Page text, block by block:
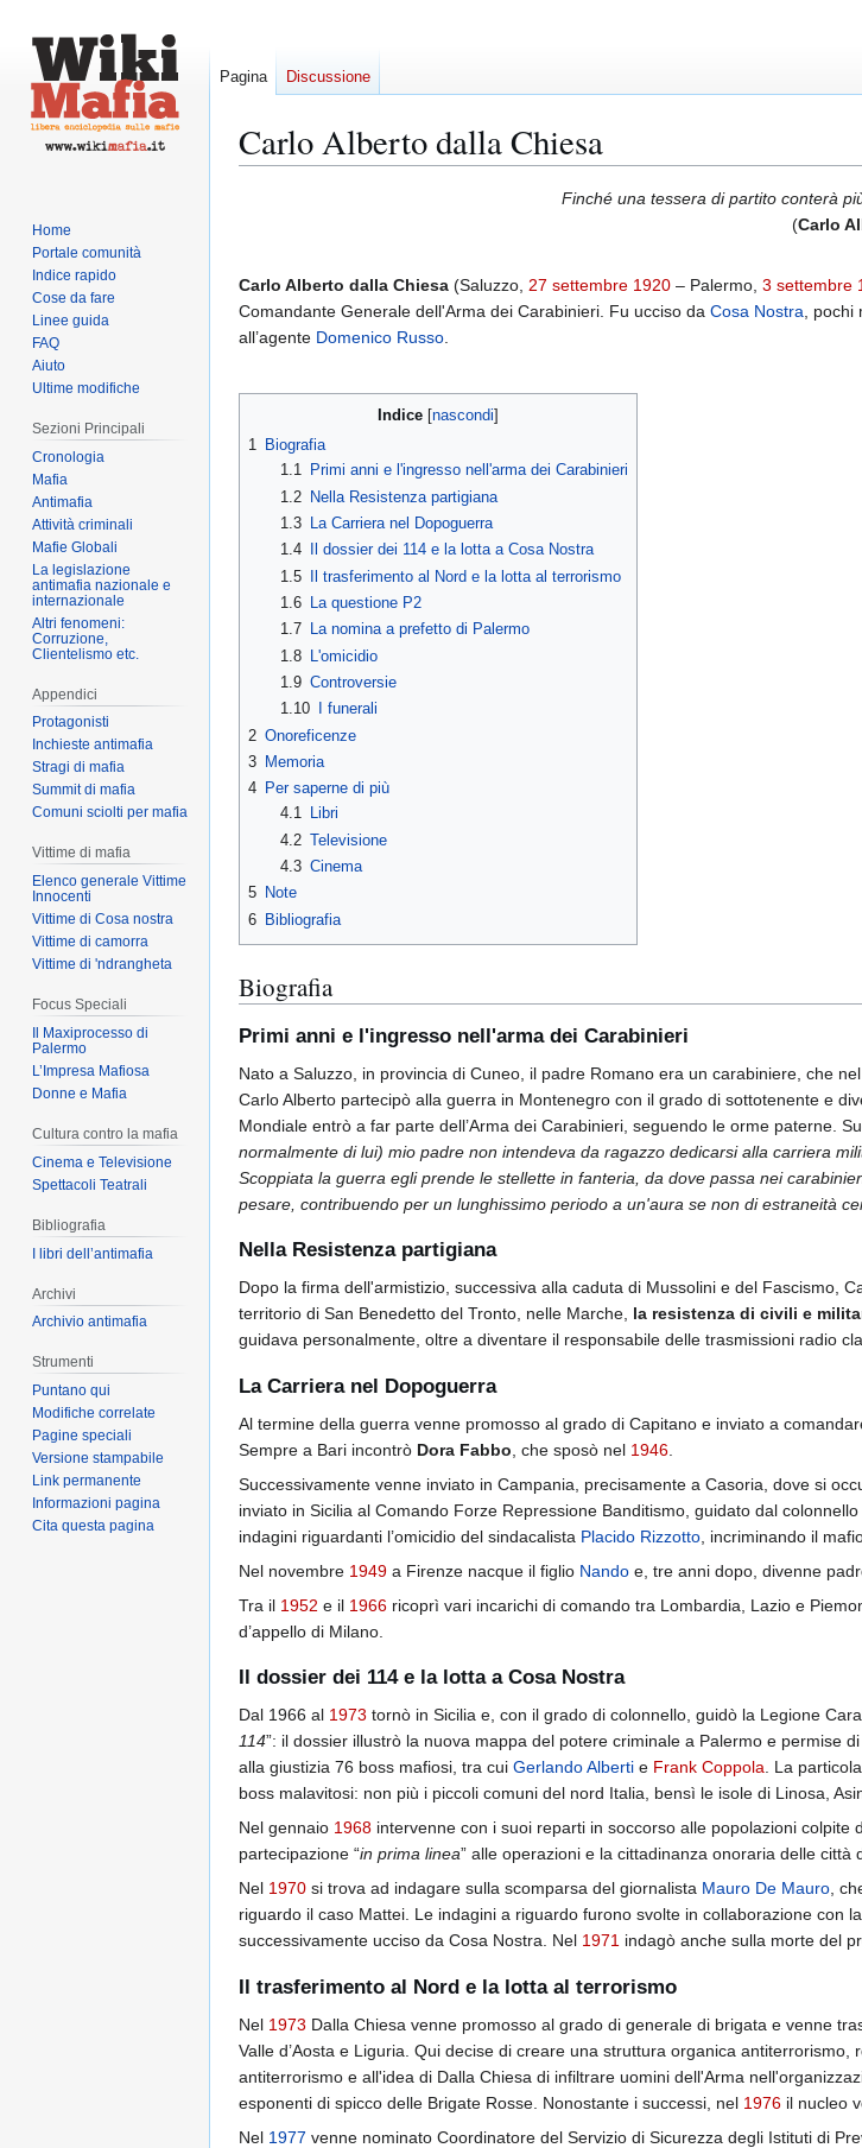
Carlo Alberto dalla Chiesa
Finché una tessera di partito conterà
(Carlo
Carlo Alberto dalla Chiesa (Saluzzo, 27 settembre 1920 – Palermo, 3 settembre
Comandante Generale dell'Arma dei Carabinieri. Fu ucciso da Cosa Nostra, pochi
all’agente Domenico Russo.
Indice
1 Biografia
1.1
Primi anni e l'ingresso nell'arma dei Carabinieri
1.2
Nella Resistenza partigiana
1.3
La Carriera nel Dopoguerra
1.4
Il dossier dei 114 e la lotta a Cosa Nostra
1.5
Il trasferimento al Nord e la lotta al terrorismo
1.6
La questione P2
1.7
La nomina a prefetto di Palermo
1.8 L'omicidio
1.9 Controversie
1.10
I funerali
2 Onoreficenze
3 Memoria
4 Per saperne di più
4.1
Libri
4.2 Televisione
4.3 Cinema
5 Note
6 Bibliografia
Biografia
Primi anni e l'ingresso nell'arma dei Carabinieri
Nato a Saluzzo, in provincia di Cuneo, il padre Romano era un carabiniere, che nel
Carlo Alberto partecipò alla guerra in Montenegro con il grado di sottotenente e
Mondiale entrò a far parte dell’Arma dei Carabinieri, seguendo le orme paterne.
normalmente di lui) mio padre non intendeva da ragazzo dedicarsi alla carriera
Scoppiata la guerra egli prende le stellette in fanteria, da dove passa nei
pesare, contribuendo per un lunghissimo periodo a un'aura se non di estraneità
Nella Resistenza partigiana
Dopo la firma dell'armistizio, successiva alla caduta di Mussolini e del Fascismo,
territorio di San Benedetto del Tronto, nelle Marche, la resistenza di civili e
guidava personalmente, oltre a diventare il responsabile delle trasmissioni radio
La Carriera nel Dopoguerra
Al termine della guerra venne promosso al grado di Capitano e inviato a
Sempre a Bari incontrò Dora Fabbo , che sposò nel 1946
Successivamente venne inviato in Campania, precisamente a Casoria, dove si
inviato in Sicilia al Comando Forze Repressione Banditismo, guidato dal
indagini riguardanti l’omicidio del sindacalista Placido Rizzotto , incriminando il
Nel novembre 1949 a Firenze nacque il figlio Nando e, tre anni dopo, divenne
Tra il 1952 e il 1966 ricoprì vari incarichi di comando tra Lombardia, Lazio e
d’appello di Milano.
Il dossier dei 114 e la lotta a Cosa Nostra
Dal 1966 al 1973 tornò in Sicilia e, con il grado di colonnello, guidò la Legione
114”: il dossier illustrò la nuova mappa del potere criminale a Palermo e permise
alla giustizia 76 boss mafiosi, tra cui Gerlando Alberti e Frank Coppola. La
boss malavitosi: non più i piccoli comuni del nord Italia, bensì le isole di Linosa,
Nel gennaio 1968 intervenne con i suoi reparti in soccorso alle popolazioni
partecipazione “in prima linea” alle operazioni e la cittadinanza onoraria delle città
Nel 1970 si trova ad indagare sulla scomparsa del giornalista Mauro De Mauro,
riguardo il caso Mattei. Le indagini a riguardo furono svolte in collaborazione con
successivamente ucciso da Cosa Nostra. Nel 1971 indagò anche sulla morte del
Il trasferimento al Nord e la lotta al terrorismo
Nel 1973 Dalla Chiesa venne promosso al grado di generale di brigata e venne
Valle d’Aosta e Liguria. Qui decise di creare una struttura organica
antiterrorismo e all'idea di Dalla Chiesa di infiltrare uomini dell'Arma
esponenti di spicco delle Brigate Rosse. Nonostante i successi, nel 1976 il nucleo
Nel 1977 venne nominato Coordinatore del Servizio di Sicurezza degli Istituti di
Pagina Discussione
Home
Portale comunità
Indice rapido
Cose da fare
Linee guida
FAQ
Aiuto
Ultime modifiche
Sezioni Principali
Cronologia
Mafia
Antimafia
Attività criminali
Mafie Globali
La legislazione
antimafia nazionale e
internazionale
Altri fenomeni:
Corruzione,
Clientelismo etc.
Appendici
Protagonisti
Inchieste antimafia
Stragi di mafia
Summit di mafia
Comuni sciolti per mafia
Vittime di mafia
Elenco generale Vittime
Innocenti
Vittime di Cosa nostra
Vittime di camorra
Vittime di 'ndrangheta
Focus Speciali
Il Maxiprocesso di
Palermo
L’Impresa Mafiosa
Donne e Mafia
Cultura contro la mafia
Cinema e Televisione
Spettacoli Teatrali
Bibliografia
I libri dell’antimafia
Archivi
Archivio antimafia
Strumenti
Puntano qui
Modifiche correlate
Pagine speciali
Versione stampabile
Link permanente
Informazioni pagina
Cita questa pagina